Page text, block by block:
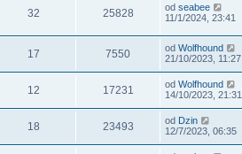
32 25828 od seabee
11/1/2024, 23:41
17 7550 od Wolfhound
21/10/2023, 11:27
12 17231 od Wolfhound
14/10/2023, 21:31
18 23493 od Dzin
12/7/2023, 06:35